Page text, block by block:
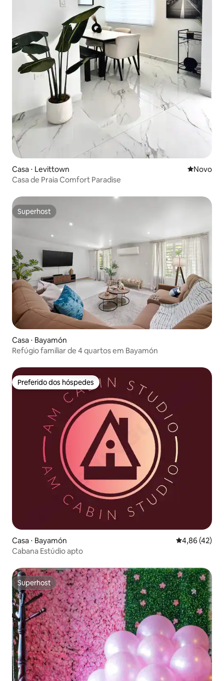
Casa ⋅ Levittown Novo
Novo
Casa de Praia Comfort Paradise
Superhost
Superhost
Casa ⋅ Bayamón
Refúgio familiar de 4 quartos em Bayamón
Preferido dos hóspedes
Preferido dos hóspedes
Casa ⋅ Bayamón 4,86 de uma
4,86 (42)
Cabana Estúdio apto
Superhost
Superhost